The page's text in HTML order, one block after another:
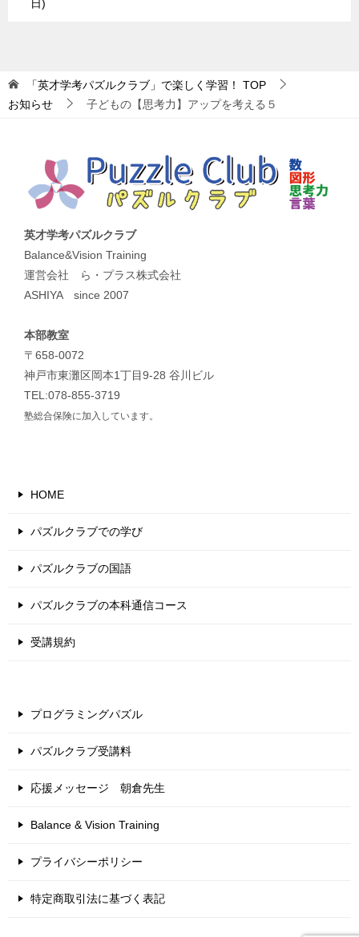
日
「英才学考パズルクラブ」で楽しく学習！
TOP
お知らせ
子どもの【思考力】アップを考える５
英才学考パズルクラブ
Balance&Vision Training
運営会社 ら・プラス株式会社
ASHIYA since 2007
本部教室
〒658-0072
神戸市東灘区岡本1丁目9-28 谷川ビル
TEL:078-855-3719
塾総合保険に加入しています。
HOME
パズルクラブでの学び
パズルクラブの国語
パズルクラブの本科通信コース
受講規約
プログラミングパズル
パズルクラブ受講料
応援メッセージ 朝倉先生
Balance & Vision Training
プライバシーポリシー
特定商取引法に基づく表記